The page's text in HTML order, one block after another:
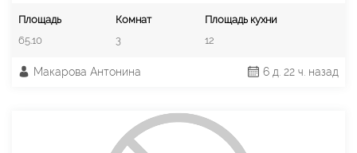
Площадь
65.10
Комнат
3
Площадь кухни
12
Макарова Антонина 6 д. 22 ч. назад